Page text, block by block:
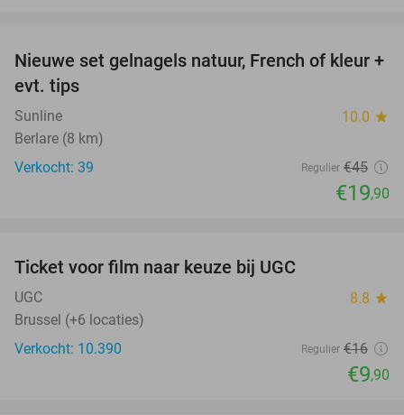
56%
Nieuwe set gelnagels natuur, French of kleur +
evt. tips
Sunline 10.0 star
Berlare (8 km)
Verkocht: 39
Regulier €45
€19,90
Ticket voor film naar keuze bij UGC
UGC 8.8 star
Brussel (+6 locaties)
Verkocht: 10.390
Regulier €16
€9,90